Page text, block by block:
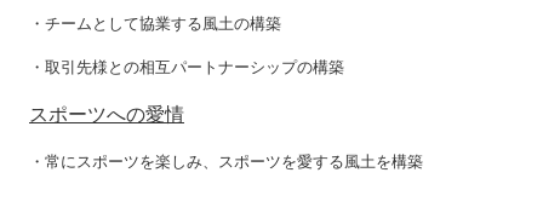
・チームとして協業する風土の構築
・取引先様との相互パートナーシップの構築
スポーツへの愛情
・常にスポーツを楽しみ、スポーツを愛する風土を構築